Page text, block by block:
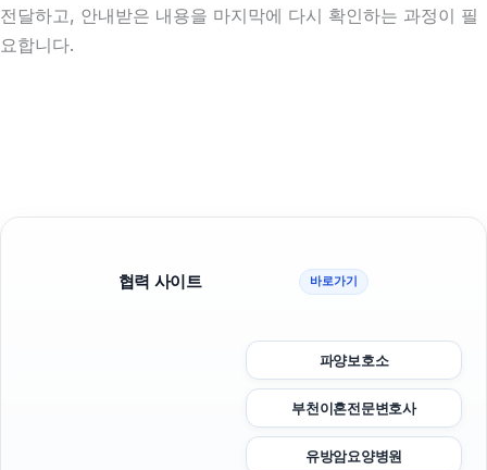
전달하고, 안내받은 내용을 마지막에 다시 확인하는 과정이 필
요합니다.
협력 사이트 바로가기
파양보호소
부천이혼전문변호사
유방암요양병원